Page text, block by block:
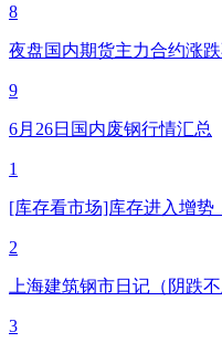
8
夜盘国内期货主力合约涨
9
6月26日国内废钢行情汇总
1
[库存看市场]库存进入增势
2
上海建筑钢市日记（阴跌不
3